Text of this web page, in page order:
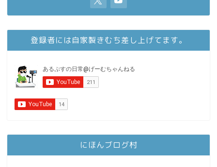
登録者には自家製きむち差し上げてます。
にほんブログ村